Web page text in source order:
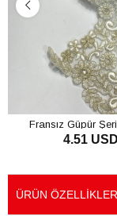
Fransız Güpür
4.51 USD
ÜRÜN